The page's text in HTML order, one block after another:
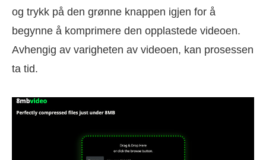
og trykk på den grønne knappen igjen for å
begynne å komprimere den opplastede videoen.
Avhengig av varigheten av videoen, kan prosessen
ta tid.